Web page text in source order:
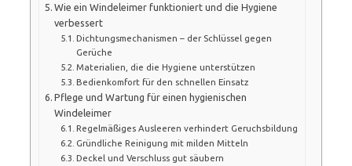
Wie ein Windeleimer funktioniert und die Hygiene
verbessert
Dichtungsmechanismen – der Schlüssel gegen
Gerüche
Materialien, die die Hygiene unterstützen
Bedienkomfort für den schnellen Einsatz
Pflege und Wartung für einen hygienischen
Windeleimer
Regelmäßiges Ausleeren verhindert Geruchsbildung
Gründliche Reinigung mit milden Mitteln
Deckel und Verschluss gut säubern